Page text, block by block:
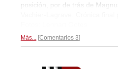
posición, por de trás de
Más... Comentarios 3